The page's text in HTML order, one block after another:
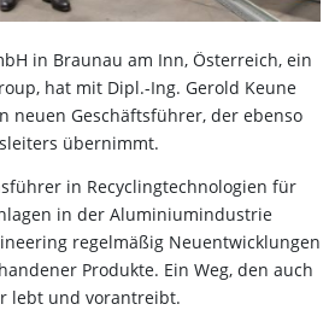
in Braunau am Inn, Österreich, ein
hat mit Dipl.-Ing. Gerold Keune
neuen Geschäftsführer, der ebenso
übernimmt.
in Recyclingtechnologien für
in der Aluminiumindustrie
regelmäßig Neuentwicklungen
Produkte. Ein Weg, den auch
lebt und vorantreibt.